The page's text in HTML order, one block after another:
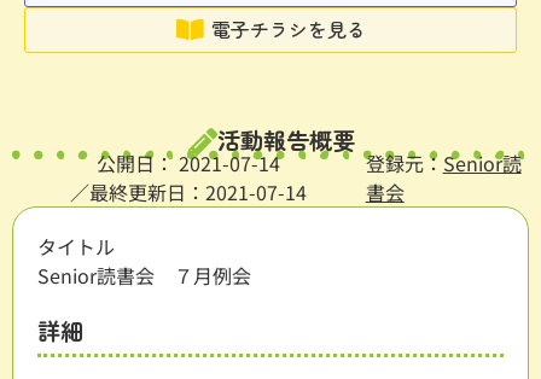
電子チラシを見る
活動報告概要
公開日： 2021-07-14
／最終更新日：2021-07-14
登録元： Senior読
書会
タイトル
Senior読書会 ７月例会
詳細